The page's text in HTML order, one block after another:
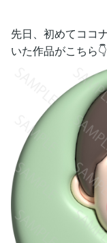
先日、初めてココ
いた作品がこちら👇